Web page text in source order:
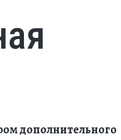
дополнительного